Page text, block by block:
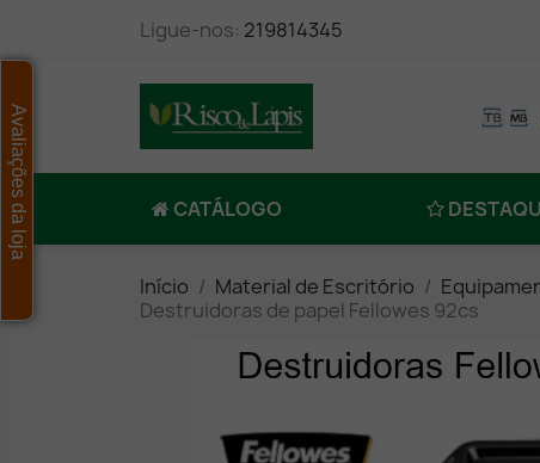
Ligue-nos: 219814345
CATÁLOGO
Início Material de Escritório
Destruidoras de papel Fellowes 92cs
Avaliações da loja